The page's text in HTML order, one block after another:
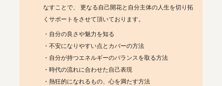
なすことで、 更なる自己開花と自分主体の人生を切り拓
くサポートをさせて頂いております。
・自分の良さや魅力を知る
・不安になりやすい点とカバーの方法
・自分が持つエネルギーのバランスを取る方法
・時代の流れに合わせた自己表現
・熱狂的になれるもの、心を満たす方法